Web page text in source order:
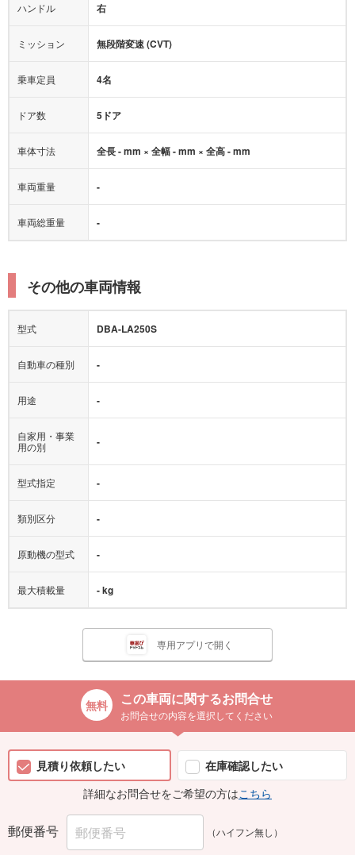
ヒルディセントコントロール
オートマチックハイビーム
ハンドル 右
ミッション 無段階変速 (CVT)
乗車定員 4名
ドア数 5ドア
車体寸法 全長 - mm × 全幅 - mm × 全高 - mm
車両重量 -
車両総重量 -
その他の車両情報
型式 DBA-LA250S
自動車の種別 -
用途 -
自家用・事業
用の別
-
型式指定 -
類別区分 -
原動機の型式 -
最大積載量 - kg
専用アプリで開く
この車両に関するお問合せ
お問合せの内容を選択してください
見積り依頼したい
在庫確認したい
詳細なお問合せをご希望の方はこちら
郵便番号 （ハイフン無し）